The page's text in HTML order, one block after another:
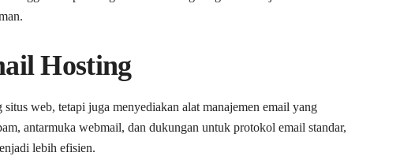
Hosting
web, tetapi juga menyediakan alat manajemen email yang
antarmuka webmail, dan dukungan untuk protokol email standar,
lebih efisien.